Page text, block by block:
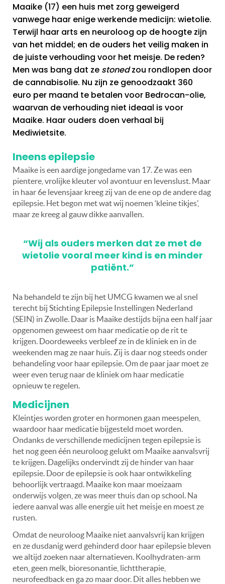
Maaike (17) een huis met zorg geweigerd
vanwege haar enige werkende medicijn: wietolie.
Terwijl haar arts en neuroloog op de hoogte zijn
van het middel; en de ouders het veilig maken in
de juiste verhouding voor het meisje. De reden?
Men was bang dat ze stonedzou rondlopen door
de cannabisolie. Nu zijn ze genoodzaakt 360
euro per maand te betalen voor Bedrocan-olie,
waarvan de verhouding niet ideaal is voor
Maaike. Haar ouders doen verhaal bij
Mediwietsite.
Ineens epilepsie
Maaike is een aardige jongedame van 17. Ze was een
pientere, vrolijke kleuter vol avontuur en levenslust. Maar
in haar 6e levensjaar kreeg zij van de ene op de andere dag
epilepsie. Het begon met wat wij noemen ‘kleine tikjes’,
maar ze kreeg al gauw dikke aanvallen.
“Wij als ouders merken dat ze met de
wietolie vooral meer kind is en minder
patiënt.”
Na behandeld te zijn bij het UMCG kwamen we al snel
terecht bij Stichting Epilepsie Instellingen Nederland
(SEIN) in Zwolle. Daar is Maaike destijds bijna een half jaar
opgenomen geweest om haar medicatie op de rit te
krijgen. Doordeweeks verbleef ze in de kliniek en in de
weekenden mag ze naar huis. Zij is daar nog steeds onder
behandeling voor haar epilepsie. Om de paar jaar moet ze
weer even terug naar de kliniek om haar medicatie
opnieuw te regelen.
Medicijnen
Kleintjes worden groter en hormonen gaan meespelen,
waardoor haar medicatie bijgesteld moet worden.
Ondanks de verschillende medicijnen tegen epilepsie is
het nog geen één neuroloog gelukt om Maaike aanvalsvrij
te krijgen. Dagelijks ondervindt zij de hinder van haar
epilepsie. Door de epilepsie is ook haar ontwikkeling
behoorlijk vertraagd. Maaike kon maar moeizaam
onderwijs volgen, ze was meer thuis dan op school. Na
iedere aanval was alle energie uit het meisje en moest ze
rusten.
Omdat de neuroloog Maaike niet aanvalsvrij kan krijgen
en ze dusdanig werd gehinderd door haar epilepsie bleven
we altijd zoeken naar alternatieven. Koolhydraten-arm
eten, geen melk, bioresonantie, lichttherapie,
neurofeedback en ga zo maar door. Dit alles hebben we